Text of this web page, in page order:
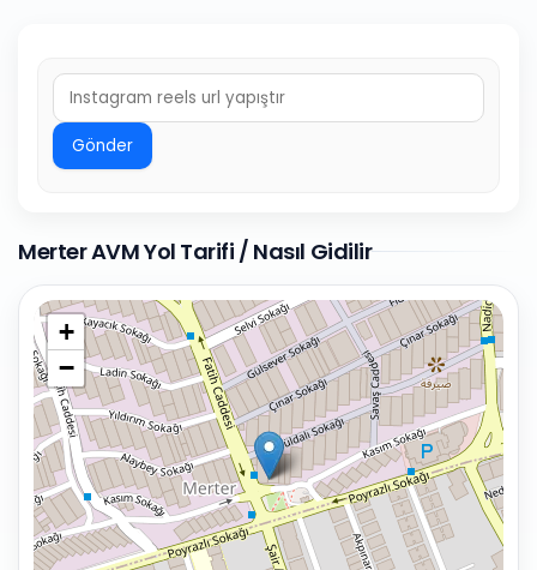
Gönder
Merter AVM Yol Tarifi / Nasıl Gidilir
+
−